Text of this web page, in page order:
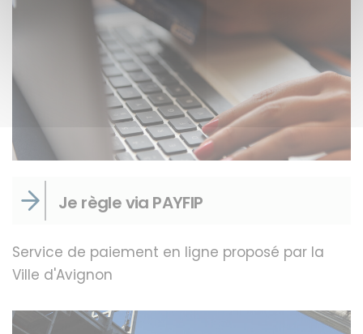
Je règle via PAYFIP
Service de paiement en ligne proposé par la
Ville d'Avignon